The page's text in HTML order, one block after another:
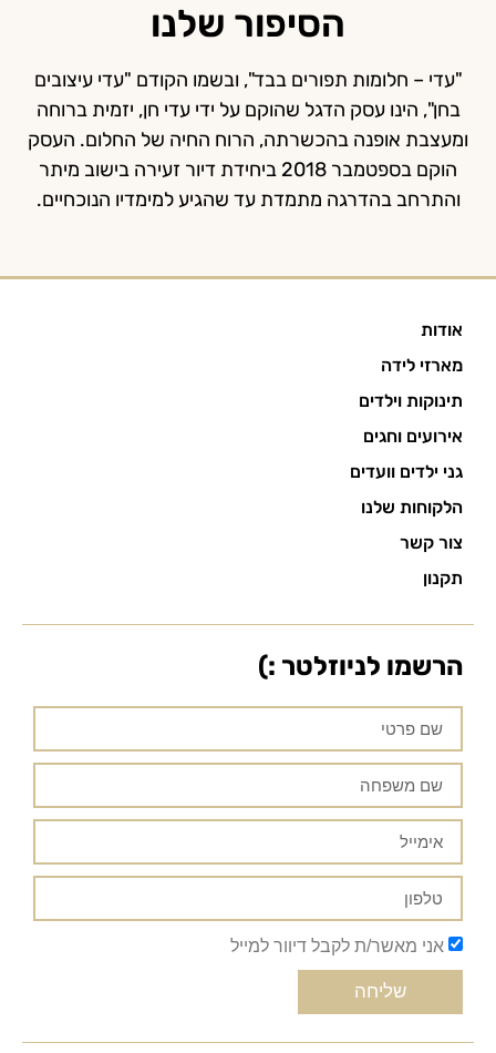
הסיפור שלנו
"עדי – חלומות תפורים בבד", ובשמו הקודם "עדי עיצובים
בחן", הינו עסק הדגל שהוקם על ידי עדי חן, יזמית ברוחה
ומעצבת אופנה בהכשרתה, הרוח החיה של החלום. העסק
הוקם בספטמבר 2018 ביחידת דיור זעירה בישוב מיתר
והתרחב בהדרגה מתמדת עד שהגיע למימדיו הנוכחיים.
אודות
מארזי לידה
תינוקות וילדים
אירועים וחגים
גני ילדים וועדים
הלקוחות שלנו
צור קשר
תקנון
הרשמו לניוזלטר :)
אני מאשר/ת לקבל דיוור למייל
שליחה